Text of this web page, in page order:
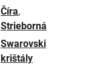
Číra,
Strieborná
Swarovski
krištály